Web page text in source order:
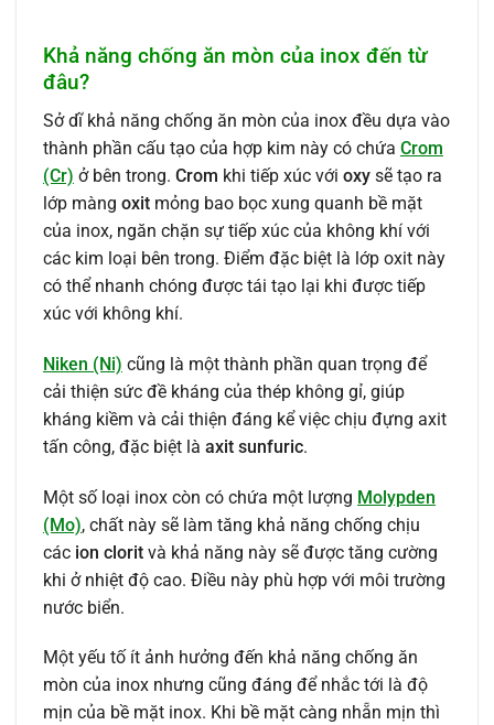
Khả năng chống ăn mòn của inox đến từ
đâu?
Sở dĩ khả năng chống ăn mòn của inox đều dựa vào
thành phần cấu tạo của hợp kim này có chứa Crom
(Cr) ở bên trong. Crom khi tiếp xúc với oxy sẽ tạo ra
lớp màng oxit mỏng bao bọc xung quanh bề mặt
của inox, ngăn chặn sự tiếp xúc của không khí với
các kim loại bên trong. Điểm đặc biệt là lớp oxit này
có thể nhanh chóng được tái tạo lại khi được tiếp
xúc với không khí.
Niken (Ni) cũng là một thành phần quan trọng để
cải thiện sức đề kháng của thép không gỉ, giúp
kháng kiềm và cải thiện đáng kể việc chịu đựng axit
tấn công, đặc biệt là axit sunfuric.
Một số loại inox còn có chứa một lượng Molypden
(Mo), chất này sẽ làm tăng khả năng chống chịu
các ion clorit và khả năng này sẽ được tăng cường
khi ở nhiệt độ cao. Điều này phù hợp với môi trường
nước biển.
Một yếu tố ít ảnh hưởng đến khả năng chống ăn
mòn của inox nhưng cũng đáng để nhắc tới là độ
mịn của bề mặt inox. Khi bề mặt càng nhẵn mịn thì